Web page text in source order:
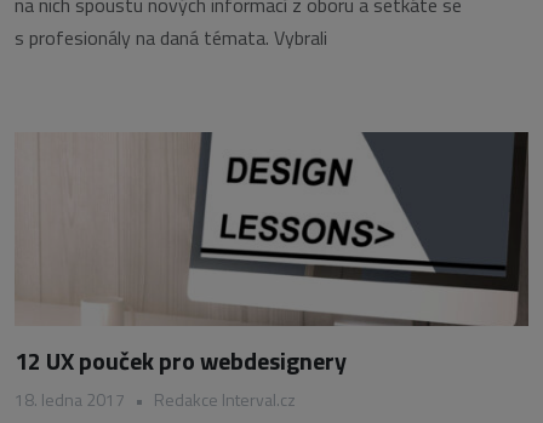
s profesionály na daná témata. Vybrali
12 UX pouček pro webdesignery
18. ledna 2017 • Redakce Interval.cz